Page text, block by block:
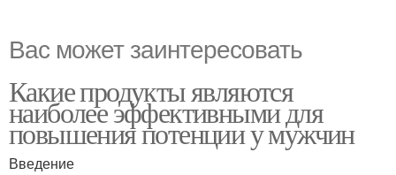
Вас может заинтересовать
Какие продукты являются
наиболее эффективными для
повышения потенции у мужчин
Введение